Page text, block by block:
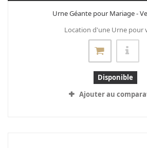
Urne Géante pour Mariage -
Location d'une Urne pour
Disponible
Ajouter au